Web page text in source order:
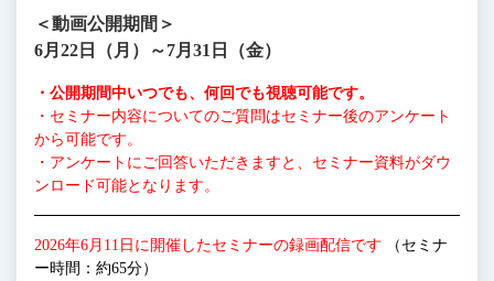
＜動画公開期間＞
6月22日（月）～7月31日（金）
・公開期間中いつでも、何回でも視聴可能です。
・セミナー内容についてのご質問はセミナー後のアンケート
から可能です。
・アンケートにご回答いただきますと、セミナー資料がダウ
ンロード可能となります。
2026年6月11日に開催したセミナーの録画配信です
（セミナ
ー時間：約65分）